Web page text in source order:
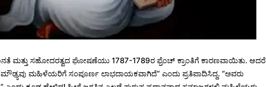
ಮತ್ತು ಸಹೋದರತ್ವದ ಘೋಷಣೆಯು 1787-1789ರ ಫ್ರೆಂಚ್ ಕ್ರಾಂತಿಗೆ ಕಾರಣವಾಯಿತು. ಆದರೆ
ಮಹಿಳೆಯರಿಗೆ ಸಂಪೂರ್ಣ ಲಾಭದಾಯಕವಾಗಿದೆ” ಎಂದು ಪ್ರತಿಪಾದಿಸಿದ್ದ. “ಅವರು